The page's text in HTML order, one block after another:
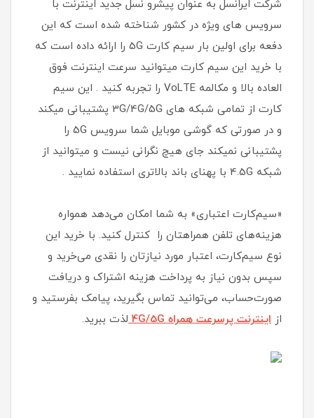
شرکت ایرانسل به عنوان پیشرو نسل جدید اینترنت با
سرویس های ویژه در کشور شناخته شده است که این
دفعه برای اولین بار سیم کارت 5G را ارائه داده است که
با خرید این سیم کارت میتوانید سرعت اینترنت فوق
العاده بالا و مکالمه VoLTE را تجربه کنید . این سیم
کارت از تمامی شبکه های 3G/4G/5G پشتیبانی میکند
و در صورتی که گوشی موبایل شما سرویس 5G را
پشتیبانی نمیکند جای هیچ نگرانی نیست و میتوانید از
شبکه 4.5G با پهنای باند بالاتری استفاده نمایید .
«سیم‌کارت اعتباری» به شما امکان می‌دهد همواره
هزینه‌های تلفن همراهتان را کنترل کنید. با خرید این
نوع سیم‌کارت، اعتبار مورد نیازتان را نقدی می‌خرید و
سپس بدون نیاز به پرداخت هزینه اشتراک و دریافت
صورت‌حساب، می‌توانید تماس بگیرید، پیامک بفرستید و
از اینترنت پرسرعت همراه 4G/5G لذت ببرید.